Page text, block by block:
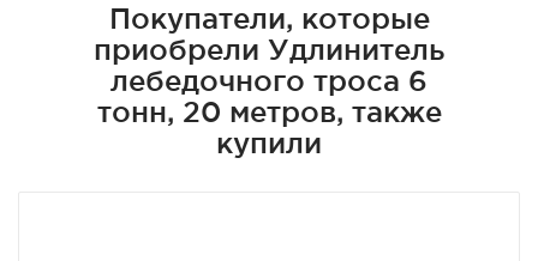
Покупатели, которые
приобрели Удлинитель
лебедочного троса 6
тонн, 20 метров, также
купили